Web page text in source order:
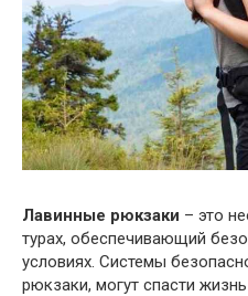
Лавинные рюкзаки – это
турах, обеспечивающий
условиях. Системы
рюкзаки, могут спасти